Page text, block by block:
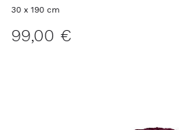
30 x 190 cm
99,00 €